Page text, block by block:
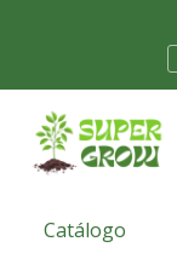
Catálogo